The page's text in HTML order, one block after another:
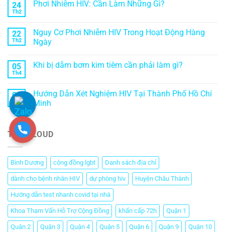
24
Th2
Phơi Nhiễm HIV: Cần Làm Những Gì?
22
Th2
Nguy Cơ Phơi Nhiễm HIV Trong Hoạt Động Hàng
Ngày
05
Th4
Khi bị dẫm bơm kim tiêm cần phải làm gì?
03
Th4
Hướng Dẫn Xét Nghiệm HIV Tại Thành Phố Hồ Chí
Minh
TAG CLOUD
Bình Dương cộng đồng lgbt Danh sách địa chỉ
dành cho bệnh nhân HIV dự phòng hiv Huyện Châu Thành
Hướng dẫn test nhanh covid tại nhà
Khoa Tham Vấn Hỗ Trợ Cộng Đồng khẩn cấp 72h Quận 1
Quận 2 Quận 3 Quận 4 Quận 5 Quận 6 Quận 9 Quận 10